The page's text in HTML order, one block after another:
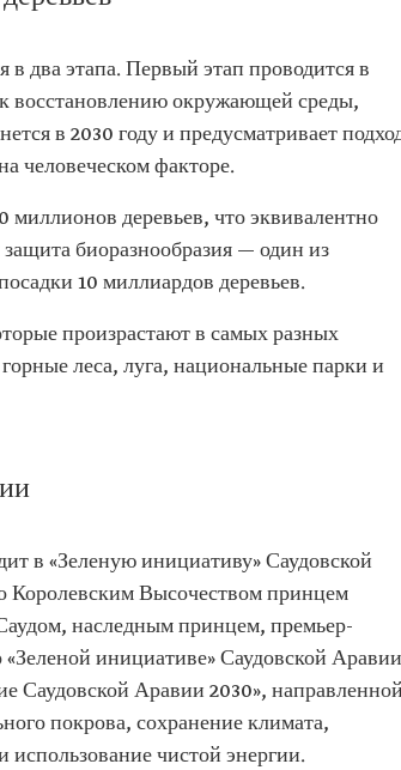
в два этапа. Первый этап проводится в
к восстановлению окружающей среды,
в 2030 году и предусматривает
человеческом факторе.
миллионов деревьев, что эквивалентно
биоразнообразия — один из
10 миллиардов деревьев.
произрастают в самых разных
леса, луга, национальные парки и
в «Зеленую инициативу» Саудовской
Королевским Высочеством принцем
наследным принцем, премьер-
инициативе» Саудовской
Саудовской Аравии 2030»,
покрова, сохранение климата,
чистой энергии.